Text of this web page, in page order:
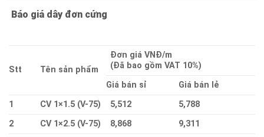
Báo giá dây đơn cứng
Stt Tên sản phẩm
Đơn giá VNĐ/m
(Đã bao gồm VAT 10%)
Giá bán sỉ
Giá bán lẻ
1
CV 1×1.5 (V-75) 5,512
5,788
2
CV 1×2.5 (V-75) 8,868 9,311